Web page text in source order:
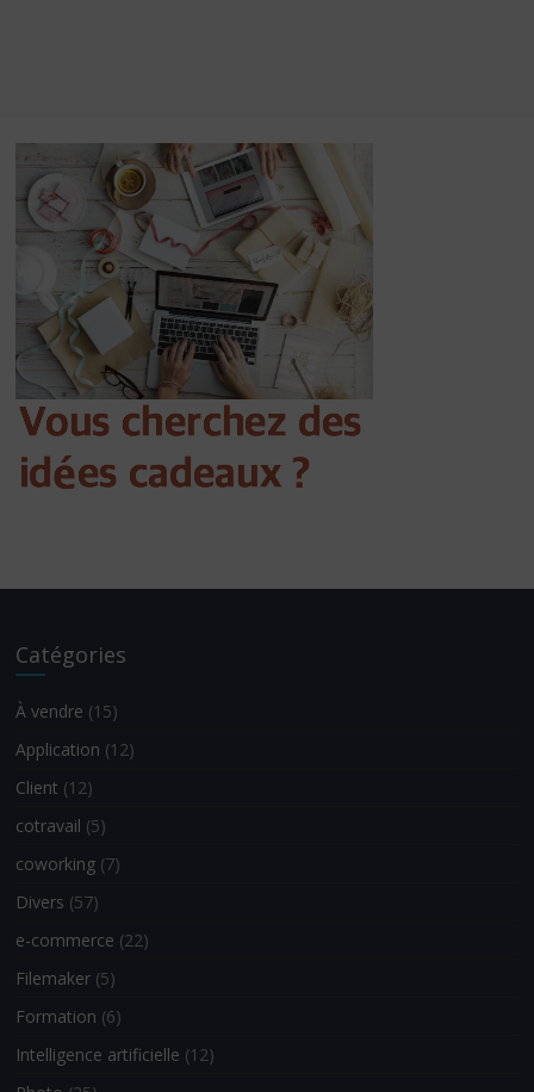
Catégories
À vendre (15)
Application (12)
Client (12)
cotravail (5)
coworking (7)
Divers (57)
e-commerce (22)
Filemaker (5)
Formation (6)
Intelligence artificielle (12)